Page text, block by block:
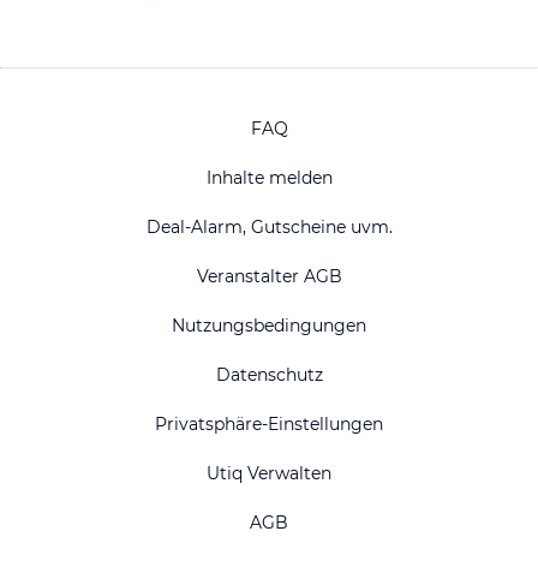
FAQ
Inhalte melden
Deal-Alarm, Gutscheine uvm.
Veranstalter AGB
Nutzungsbedingungen
Datenschutz
Privatsphäre-Einstellungen
Utiq Verwalten
AGB